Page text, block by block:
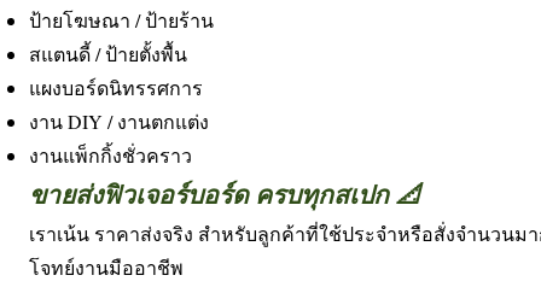
ป้ายโฆษณา / ป้ายร้าน
สแตนดี้ / ป้ายตั้งพื้น
แผงบอร์ดนิทรรศการ
งาน DIY / งานตกแต่ง
งานแพ็กกิ้งชั่วคราว
ขายส่งฟิวเจอร์บอร์ด ครบทุกสเปก 📐
เราเน้น ราคาส่งจริง สำหรับลูกค้าที่ใช้ประจำหรือสั่งจำนวนม
โจทย์งานมืออาชีพ